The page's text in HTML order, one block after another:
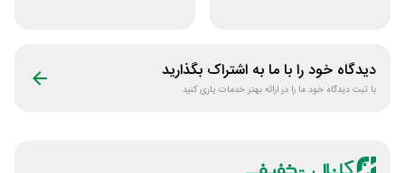
دیدگاه خود را با ما به اشتراک بگذارید
با ثبت دیدگاه خود ما را در ارائه بهتر خدمات یاری کنید